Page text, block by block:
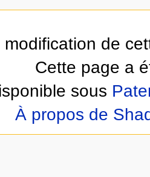
modification de
Cette page a
sous
À propos de